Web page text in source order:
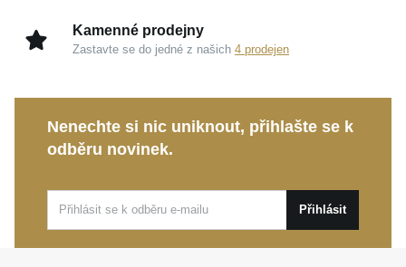
Kamenné prodejny
Zastavte se do jedné z našich 4 prodejen
Nenechte si nic uniknout, přihlašte se k
odběru novinek.
Přihlásit